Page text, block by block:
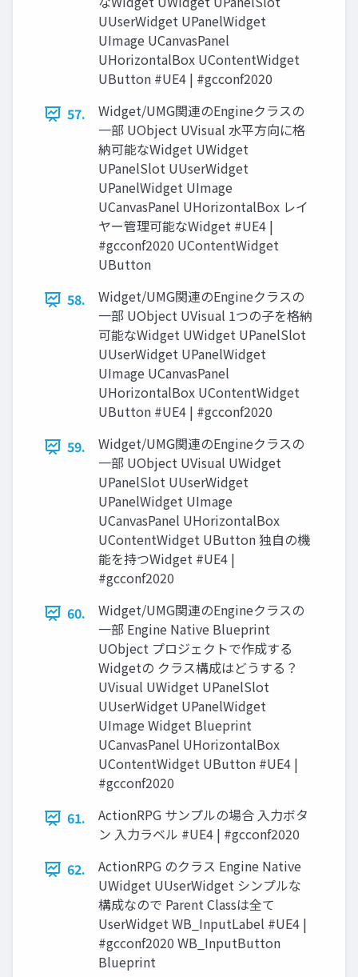
UUserWidget UPanelWidget
UImage UCanvasPanel
UHorizontalBox UContentWidget
UButton #UE4 | #gcconf2020
57.
Widget/UMG関連のEngineクラスの
一部 UObject UVisual 水平方向に格
納可能なWidget UWidget
UPanelSlot UUserWidget
UPanelWidget UImage
UCanvasPanel UHorizontalBox レイ
ヤー管理可能なWidget #UE4 |
#gcconf2020 UContentWidget
UButton
58.
Widget/UMG関連のEngineクラスの
一部 UObject UVisual 1つの子を格納
可能なWidget UWidget UPanelSlot
UUserWidget UPanelWidget
UImage UCanvasPanel
UHorizontalBox UContentWidget
UButton #UE4 | #gcconf2020
59.
Widget/UMG関連のEngineクラスの
一部 UObject UVisual UWidget
UPanelSlot UUserWidget
UPanelWidget UImage
UCanvasPanel UHorizontalBox
UContentWidget UButton 独自の機
能を持つWidget #UE4 |
#gcconf2020
60.
Widget/UMG関連のEngineクラスの
一部 Engine Native Blueprint
UObject プロジェクトで作成する
Widgetの クラス構成はどうする？
UVisual UWidget UPanelSlot
UUserWidget UPanelWidget
UImage Widget Blueprint
UCanvasPanel UHorizontalBox
UContentWidget UButton #UE4 |
#gcconf2020
61.
ActionRPG サンプルの場合 入力ボタ
ン 入力ラベル #UE4 | #gcconf2020
62.
ActionRPG のクラス Engine Native
UWidget UUserWidget シンプルな
構成なので Parent Classは全て
UserWidget WB_InputLabel #UE4 |
#gcconf2020 WB_InputButton
Blueprint